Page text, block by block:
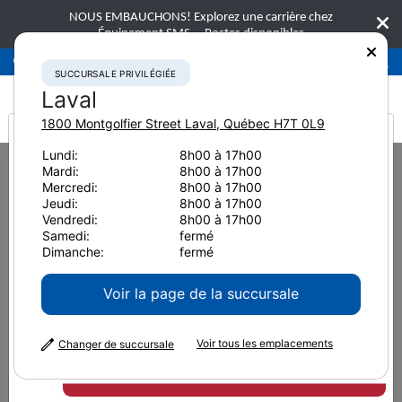
NOUS EMBAUCHONS! Explorez une carrière chez
Équipement SMS. Postes disponibles
Succursale privilégiéeLaval 450-781-9600
Home News & Resources Press Releases
Takeuchi présente la nouvelle excavatrice TB335R de 3,5 tonnes à rayon
de rotation arrière court
Takeuchi présente la nouvelle
excavatrice TB335R de 3,5
tonnes à rayon de rotation
arrière court
It looks like you are
from America
SUCCURSALE PRIVILÉGIÉE
Laval
1800 Montgolfier Street Laval, Québec H7T 0L9
Lundi:
8h00 à 17h00
Mardi:
8h00 à 17h00
Mercredi:
8h00 à 17h00
Jeudi:
8h00 à 17h00
Vendredi:
8h00 à 17h00
Samedi:
fermé
Dimanche:
fermé
Voir la page de la succursale
Changer de succursale Voir tous les emplacements